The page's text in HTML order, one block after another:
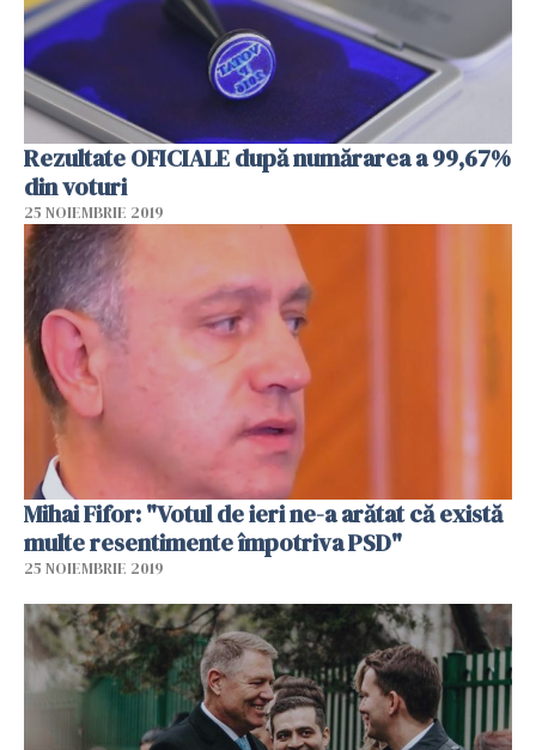
Rezultate OFICIALE după numărarea a 99,67%
din voturi
25 NOIEMBRIE 2019
Mihai Fifor: "Votul de ieri ne-a arătat că există
multe resentimente împotriva PSD"
25 NOIEMBRIE 2019